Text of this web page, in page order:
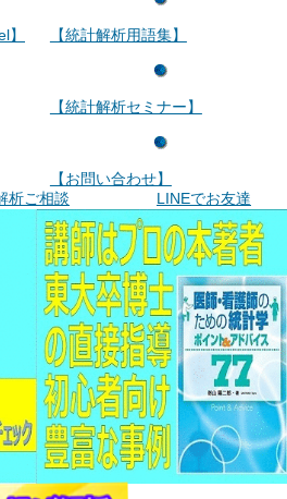
【統計解析用語集】
【統計解析セミナー】
【お問い合わせ】
析ご相談 LINEでお友達